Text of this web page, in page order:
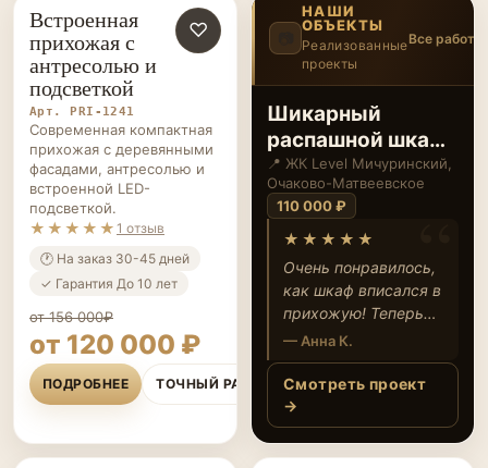
ПРИХОЖИЕ НА ЗАКАЗ
♡
Встроенная
прихожая с
антресолью и
подсветкой
Арт. PRI-1241
Современная компактная
прихожая с деревянными
фасадами, антресолью и
встроенной LED-
подсветкой.
★★★★★ 1 отзыв
🕐 На заказ 30-45 дней
✓ Гарантия До 10 лет
от 156 000₽
от 120 000 ₽
ПОДРОБНЕЕ ТОЧНЫЙ РАСЧЁТ
НАШИ
ОБЪЕКТЫ
Реализованные
проекты
Все
‹ ›
Шикарный
распашной шкаф
с фрезеровкой в
прихожую
📍 ЖК Level Мичуринский,
Очаково-Матвеевское
110 000 ₽
★★★★★
Очень понравилось,
как шкаф вписался в
прихожую! Теперь
все куртки, обувь и
аксессуары
аккуратно убраны, а
дизайн выглядит
дорого и
современно.
— Анна К.
Смотреть проект
→